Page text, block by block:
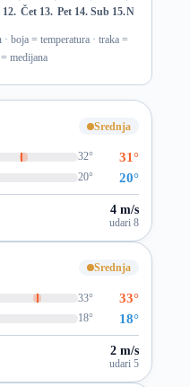
12. Čet 13. Pet 14. Sub 15.Ned 16.
boja = temperatura · traka =
medijana
Srednja
32° 31°
20° 20°
4 m/s
udari 8
Srednja
33° 33°
18° 18°
2 m/s
udari 5